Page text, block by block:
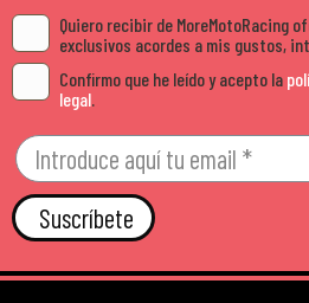
Quiero recibir de MoreMotoRacing
exclusivos acordes a mis gustos,
Confirmo que he leído y acepto la
legal.
Suscríbete